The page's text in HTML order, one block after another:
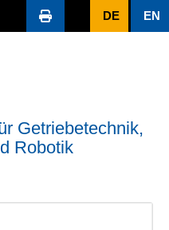
DE EN
Getriebetechnik,
Robotik